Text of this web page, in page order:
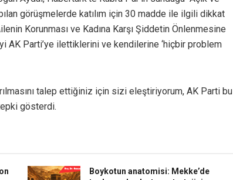
görüşmelerde katılım için 30 madde ile ilgili dikkat
Korunması ve Kadına Karşı Şiddetin Önlenmesine
AK Parti’ye ilettiklerini ve kendilerine ‘hiçbir problem
talep ettiğiniz için sizi eleştiriyorum, AK Parti bu
gösterdi.
Boykotun anatomisi: Mekke’de